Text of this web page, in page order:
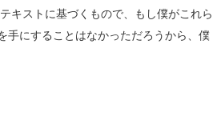
キストに基づくもので、もし僕がこれら
手にすることはなかっただろうから、僕